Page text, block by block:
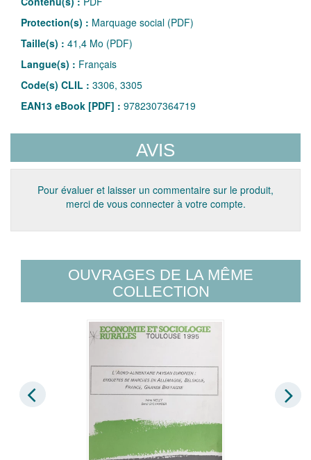
Protection(s) : Marquage social (PDF)
Taille(s) : 41,4 Mo (PDF)
Langue(s) : Français
Code(s) CLIL : 3306, 3305
EAN13 eBook [PDF] : 9782307364719
AVIS
Pour évaluer et laisser un commentaire sur le produit,
merci de vous connecter à votre compte.
OUVRAGES DE LA MÊME
COLLECTION